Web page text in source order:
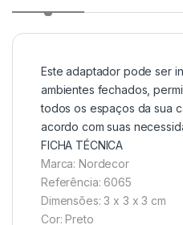
Este adaptador pode ser
ambientes fechados,
todos os espaços da sua
acordo com suas
FICHA TÉCNICA
Marca: Nordecor
Referência: 6065
Dimensões: 3 x 3 x 3 cm
Cor: Preto